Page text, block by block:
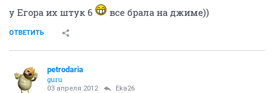
у Егора их штук 6 все брала на джиме))
ОТВЕТИТЬ
petrodaria
guru
03 апреля 2012 Eka26